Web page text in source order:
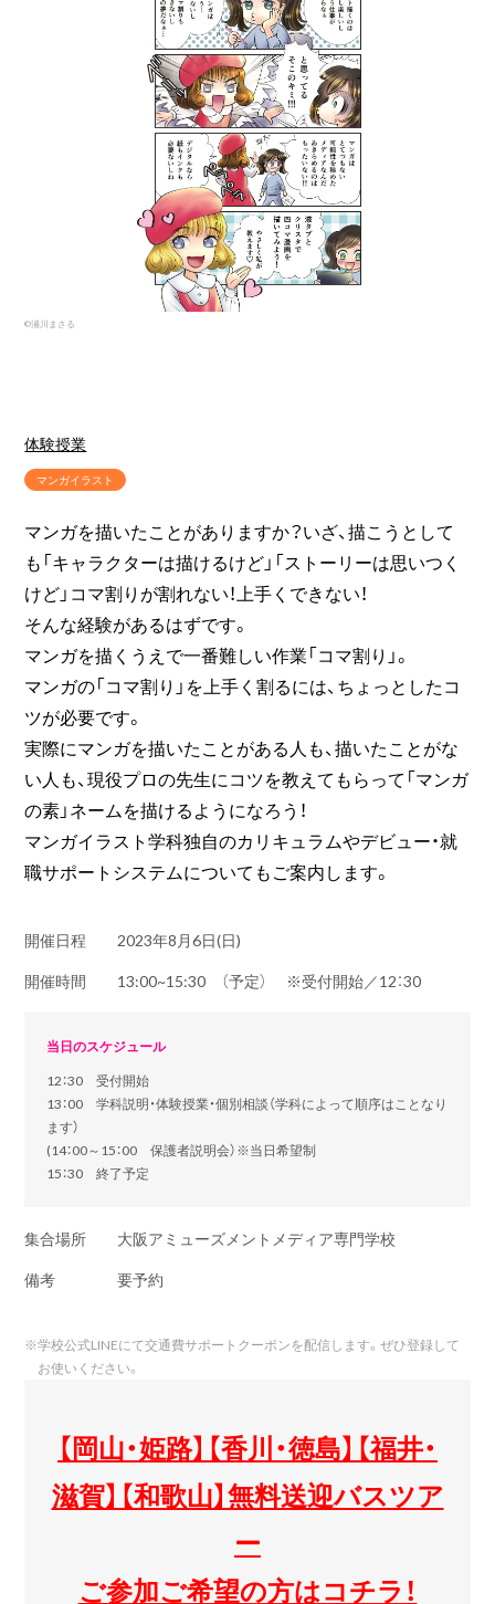
©浦川まさる
体験授業
マンガイラスト
マンガを描いたことがありますか？いざ、描こうとして
も「キャラクターは描けるけど」「ストーリーは思いつく
けど」コマ割りが割れない！上手くできない！
そんな経験があるはずです。
マンガを描くうえで一番難しい作業「コマ割り」。
マンガの「コマ割り」を上手く割るには、ちょっとしたコ
ツが必要です。
実際にマンガを描いたことがある人も、描いたことがな
い人も、現役プロの先生にコツを教えてもらって「マンガ
の素」ネームを描けるようになろう！
マンガイラスト学科独自のカリキュラムやデビュー・就
職サポートシステムについてもご案内します。
開催日程
2023年8月6日(日)
開催時間
13:00~15:30 （予定） ※受付開始／12：30
当日のスケジュール
12：30 受付開始
13：00 学科説明・体験授業・個別相談（学科によって順序はことなり
ます）
(14：00～15：00 保護者説明会）※当日希望制
15：30 終了予定
集合場所
大阪アミューズメントメディア専門学校
備考
要予約
※学校公式LINEにて交通費サポートクーポンを配信します。ぜひ登録して
お使いください。
【岡山・姫路】【香川・徳島】【福井・
滋賀】【和歌山】無料送迎バスツア
ー
ご参加ご希望の方はコチラ！